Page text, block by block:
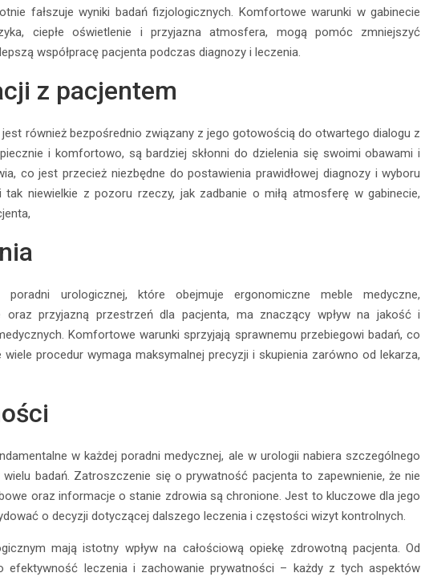
fałszuje wyniki badań fizjologicznych. Komfortowe warunki w gabinecie
ciepłe oświetlenie i przyjazna atmosfera, mogą pomóc zmniejszyć
współpracę pacjenta podczas diagnozy i leczenia.
z pacjentem
również bezpośrednio związany z jego gotowością do otwartego dialogu z
i komfortowo, są bardziej skłonni do dzielenia się swoimi obawami i
co jest przecież niezbędne do postawienia prawidłowej diagnozy i wyboru
tak niewielkie z pozoru rzeczy, jak zadbanie o miłą atmosferę w gabinecie,
poradni urologicznej, które obejmuje ergonomiczne meble medyczne,
oraz przyjazną przestrzeń dla pacjenta, ma znaczący wpływ na jakość i
Komfortowe warunki sprzyjają sprawnemu przebiegowi badań, co
procedur wymaga maksymalnej precyzji i skupienia zarówno od lekarza,
w każdej poradni medycznej, ale w urologii nabiera szczególnego
badań. Zatroszczenie się o prywatność pacjenta to zapewnienie, że nie
oraz informacje o stanie zdrowia są chronione. Jest to kluczowe dla jego
o decyzji dotyczącej dalszego leczenia i częstości wizyt kontrolnych.
mają istotny wpływ na całościową opiekę zdrowotną pacjenta. Od
efektywność leczenia i zachowanie prywatności – każdy z tych aspektów